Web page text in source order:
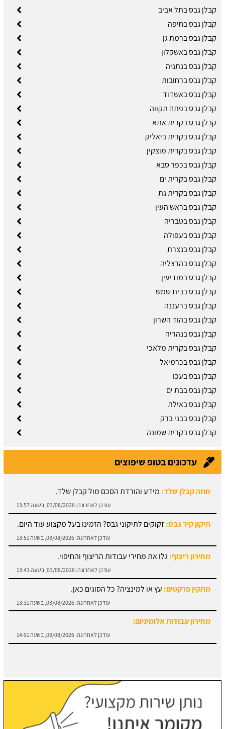
קבלן גבס בתל אביב
קבלן גבס בחיפה
קבלן גבס ברמת גן
קבלן גבס באשקלון
קבלן גבס בנתניה
קבלן גבס ברחובות
קבלן גבס באשדוד
קבלן גבס בפתח תקווה
קבלן גבס בקרית אתא
קבלן גבס בקרית ביאליק
קבלן גבס בקרית מוצקין
קבלן גבס בכפר סבא
קבלן גבס בקרית ים
קבלן גבס בקרית גת
קבלן גבס בראש העין
קבלן גבס בטבריה
קבלן גבס בעפולה
קבלן גבס בנצרת
קבלן גבס בהרצליה
קבלן גבס במודיעין
קבלן גבס בבית שמש
קבלן גבס ברעננה
קבלן גבס בהוד השרון
קבלן גבס בנהריה
קבלן גבס בקרית מלאכי
קבלן גבס בכרמיאל
קבלן גבס בעכו
קבלן גבס בבת ים
קבלן גבס באילת
קבלן גבס בבני ברק
קבלן גבס בקרית שמונה
עדכונים בטופ שיפוצים
חוזה קבלן שלד: מידע והורדת הסכם מול קבלן שלד.
עודכן לאחרונה: 03/08/2026, בשעה 13:57
תיקון קיר גבס: זקוקים לתיקוני גבס? הזמינו בעל מקצוע עוד היום.
עודכן לאחרונה: 03/08/2026, בשעה 13:51
מחירון ריצוף:גלו את מחירי עבודות הריצוף והחיפוי.
עודכן לאחרונה: 03/08/2026, בשעה 13:43
מתקין פרקטים: עץ או למינציה? כל הסוגים כאן.
עודכן לאחרונה: 03/08/2026, בשעה 13:31
מחירון עבודות אלומיניום:
עודכן לאחרונה: 03/08/2026, בשעה 14:01